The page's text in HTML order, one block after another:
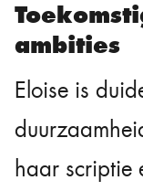
ambities
Eloise is
haar scriptie